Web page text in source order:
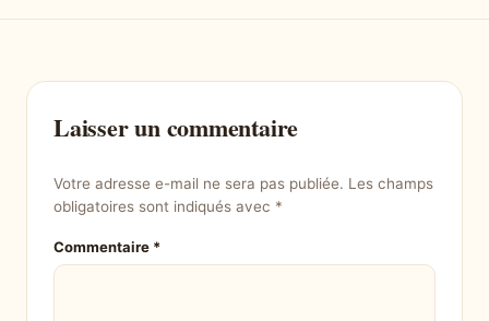
Laisser un commentaire
Votre adresse e-mail ne sera pas publiée. Les champs
obligatoires sont indiqués avec *
Commentaire *